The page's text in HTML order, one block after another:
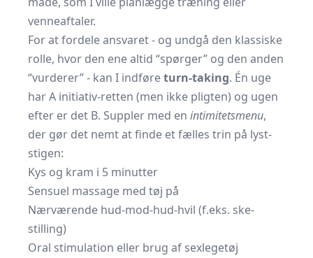
venneaftaler.
For at fordele ansvaret - og undgå den klassiske
rolle, hvor den ene altid “spørger” og den anden
“vurderer” - kan I indføreturn-taking. Én uge
har A initiativ-retten (men ikke pligten) og ugen
efter er det B. Suppler med en intimitetsmenu,
der gør det nemt at finde et fælles trin på lyst-
stigen:
Kys og kram i 5 minutter
Sensuel massage med tøj på
Nærværende hud-mod-hud-hvil (f.eks. ske-
stilling)
Oral stimulation eller brug af sexlegetøj